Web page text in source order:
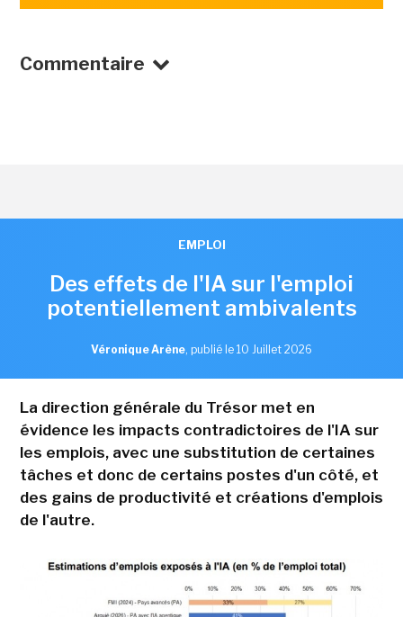
Commentaire
EMPLOI
Des effets de l'IA sur l'emploi
potentiellement ambivalents
Véronique Arène, publié le 10 Juillet 2026
La direction générale du Trésor met en
évidence les impacts contradictoires de l'IA sur
les emplois, avec une substitution de certaines
tâches et donc de certains postes d'un côté, et
des gains de productivité et créations d'emplois
de l'autre.